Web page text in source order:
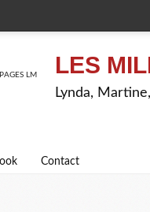
LES
Lynda,
Contact